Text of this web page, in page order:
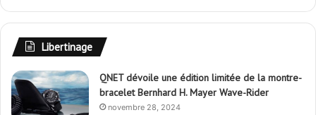
QNET dévoile une édition limitée de la montre-
bracelet Bernhard H. Mayer Wave-Rider
novembre 28, 2024